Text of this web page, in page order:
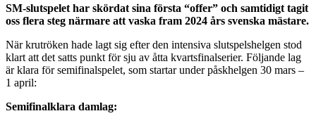
SM-slutspelet har skördat sina första “offer” och samtidigt tagit
oss flera steg närmare att vaska fram 2024 års svenska mästare.
När krutröken hade lagt sig efter den intensiva slutspelshelgen stod
klart att det satts punkt för sju av åtta kvartsfinalserier. Följande lag
är klara för semifinalspelet, som startar under påskhelgen 30 mars –
1 april:
Semifinalklara damlag: